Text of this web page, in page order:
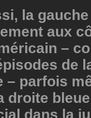
la
aux
–
de
– parfois
droite
dans la